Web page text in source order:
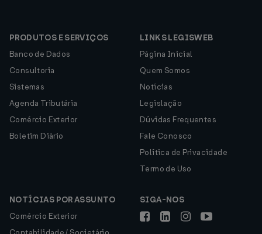
PRODUTOS E SERVIÇOS
Banco de Dados
Consultoria
Sistemas
Agenda Tributária
Comércio Exterior
Boletim Diário
LINKS LEGISWEB
Página Inicial
Quem Somos
Notícias
Legislação
Dúvidas Frequentes
Fale Conosco
Política de Privacidade
Termo de Uso
NOTÍCIAS POR ASSUNTO
Comércio Exterior
SIGA-NOS